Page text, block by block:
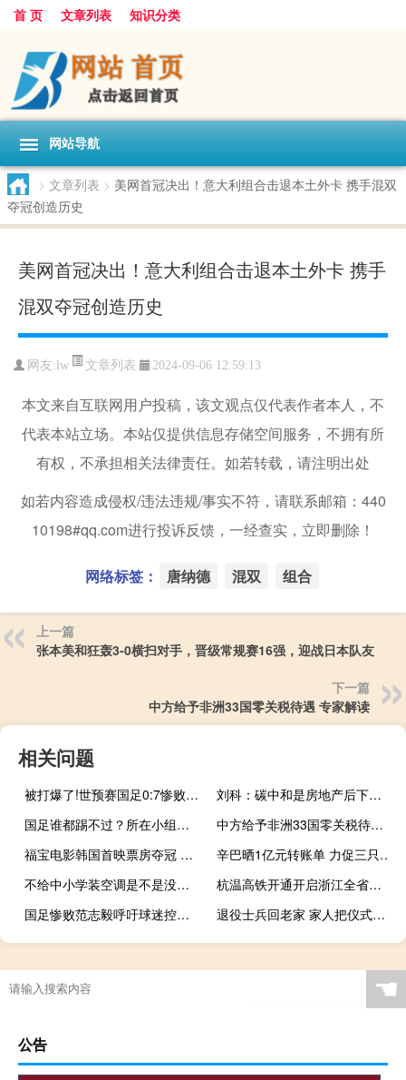
首 页 文章列表 知识分类
网站导航
> 文章列表 > 美网首冠决出！意大利组合击退本土外卡 携手混双
夺冠创造历史
美网首冠决出！意大利组合击退本土外卡 携手
混双夺冠创造历史
网友:lw 文章列表 2024-09-06 12:59:13
本文来自互联网用户投稿，该文观点仅代表作者本人，不
代表本站立场。本站仅提供信息存储空间服务，不拥有所
有权，不承担相关法律责任。如若转载，请注明出处
如若内容造成侵权/违法违规/事实不符，请联系邮箱：440
10198#qq.com进行投诉反馈，一经查实，立即删除！
网络标签： 唐纳德 混双 组合
上一篇
张本美和狂轰3-0横扫对手，晋级常规赛16强，迎战日本队友
下一篇
中方给予非洲33国零关税待遇 专家解读
相关问题
被打爆了!世预赛国足0:7惨败日本 创多项耻辱纪录
刘科：碳中和是房地产后下一个中国经济转型的重要领域 新能源或将挑大梁
国足谁都踢不过？所在小组冷门迭爆：印尼客平沙特 巴林客胜澳洲
中方给予非洲33国零关税待遇 专家解读
福宝电影韩国首映票房夺冠 动画纪录片感动观众
辛巴晒1亿元转账单 力促三只羊担当负责
不给中小学装空调是不是没苦硬吃 健康与教育的抉择
杭温高铁开通开启浙江全省同城模式 民营经济添翼飞翔
国足惨败范志毅呼吁球迷控制情绪：正视差距理性对待
退役士兵回老家 家人把仪式感拉满，又是一年退伍时！致敬老兵！
☚
公告